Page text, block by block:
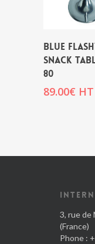
BLUE
SNACK
80
89.00€ HT
3, rue de
(France)
Phone :